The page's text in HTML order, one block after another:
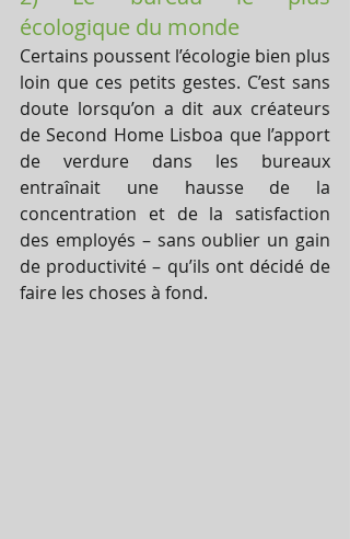
écologique du monde
Certains poussent l’écologie bien plus
loin que ces petits gestes. C’est sans
doute lorsqu’on a dit aux créateurs
de Second Home Lisboa que l’apport
de verdure dans les bureaux
entraînait une hausse de la
concentration et de la satisfaction
des employés – sans oublier un gain
de productivité – qu’ils ont décidé de
faire les choses à fond.